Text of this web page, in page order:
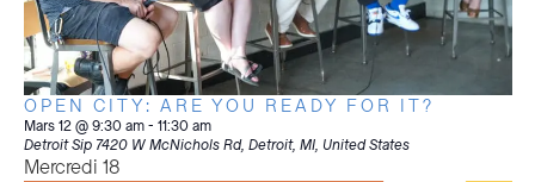
OPEN CITY: ARE YOU READY FOR IT?
Mars 12 @ 9:30 am- 11:30 am
Detroit Sip 7420 W McNichols Rd, Detroit, MI, United States
Mercredi 18